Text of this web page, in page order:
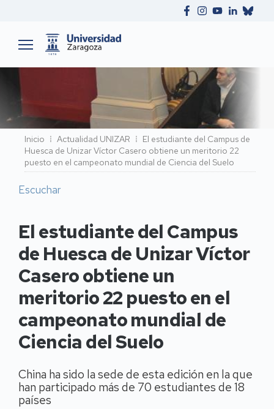
Ruta
de
navegación
Inicio Actualidad UNIZAR
El estudiante del Campus de
Huesca de Unizar Víctor Casero obtiene un meritorio 22
puesto en el campeonato mundial de Ciencia del Suelo
Escuchar
El estudiante del Campus
de Huesca de Unizar Víctor
Casero obtiene un
meritorio 22 puesto en el
campeonato mundial de
Ciencia del Suelo
China ha sido la sede de esta edición en la que
han participado más de 70 estudiantes de 18
países